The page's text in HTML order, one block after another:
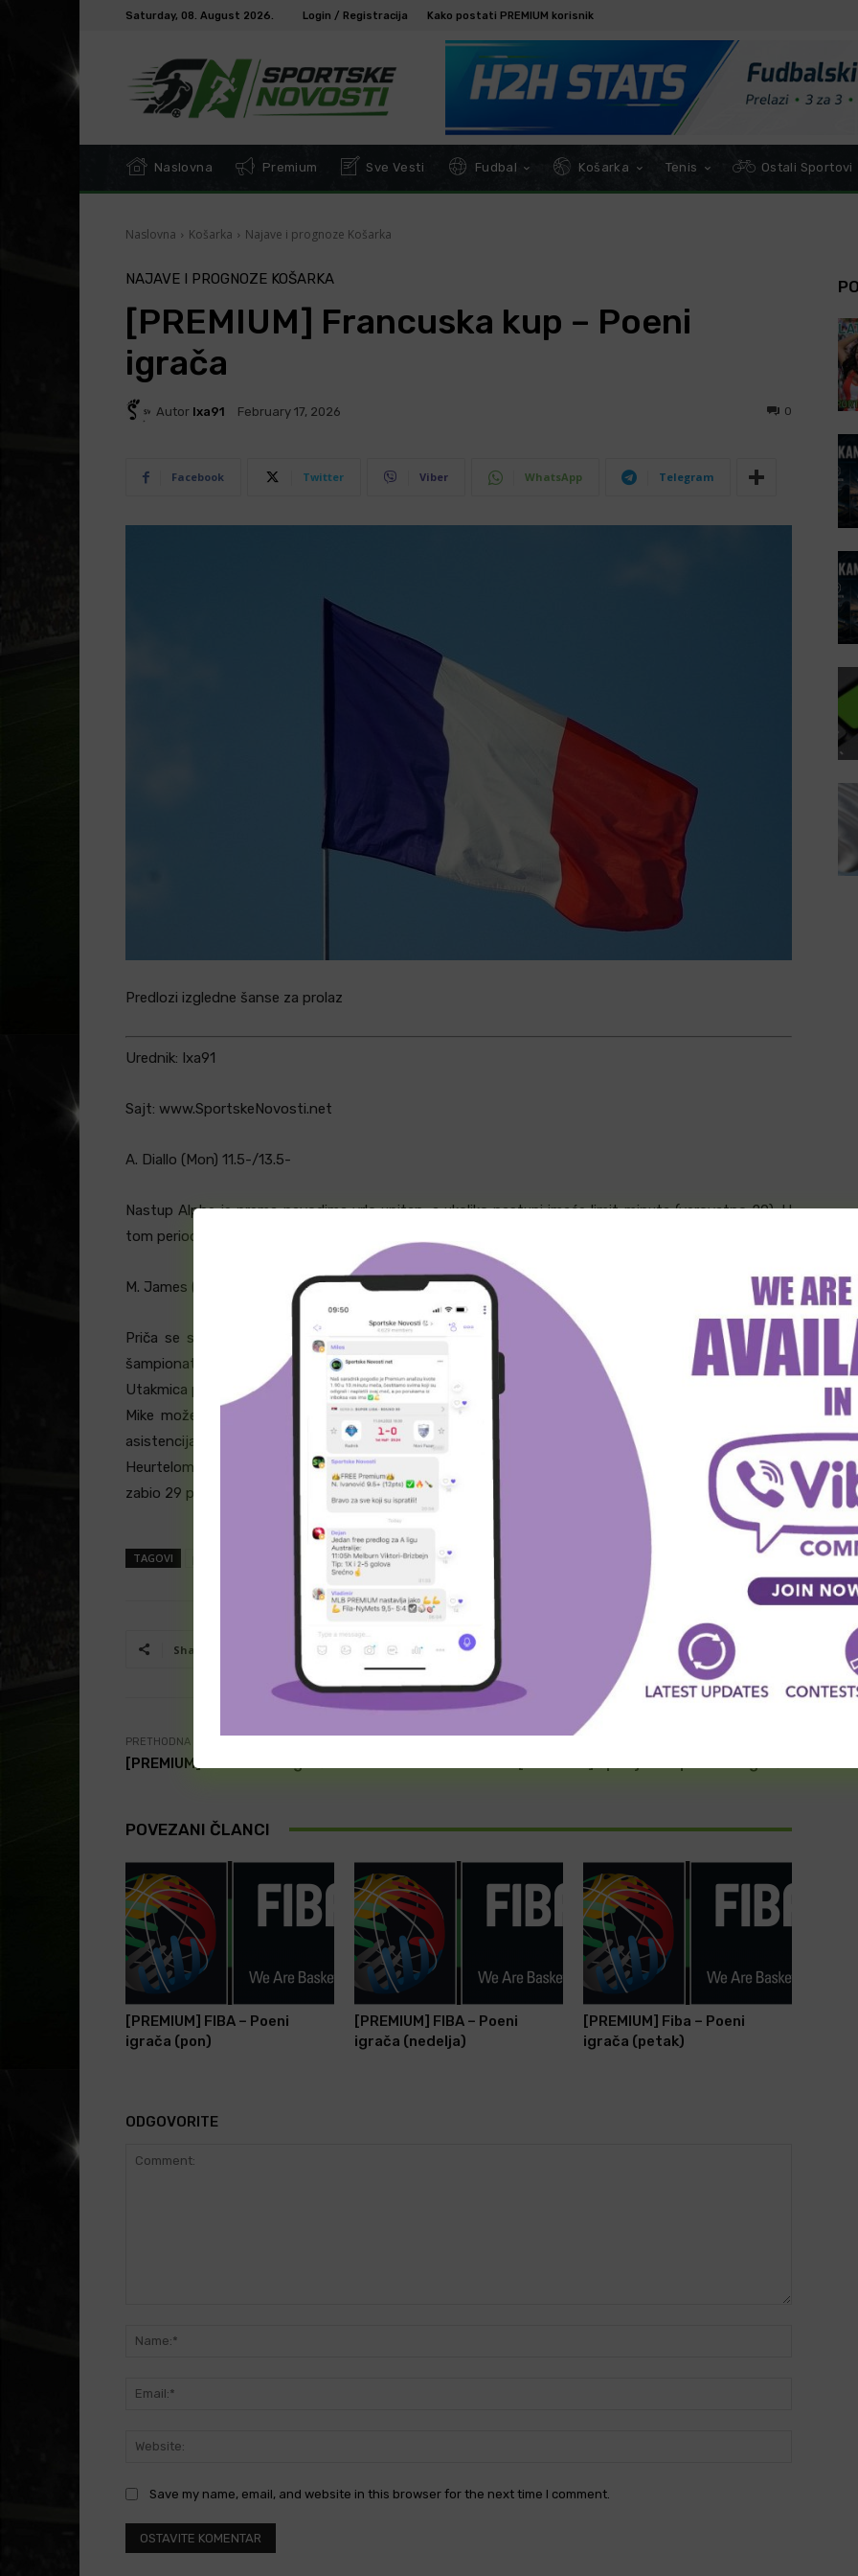
Saturday, 08. August 2026. Login / Registracija Kako postati PREMIUM korisnik
Naslovna Premium Sve Vesti Fudbal Košarka Tenis Ostali Sportovi
Naslovna Košarka Najave i prognoze Košarka
NAJAVE I PROGNOZE KOŠARKA
[PREMIUM] Francuska kup – Poeni
igrača
Autor Ixa91 February 17, 2026 0
Facebook Twitter Viber WhatsApp Telegram
Predlozi izgledne šanse za prolaz
Urednik: Ixa91
Sajt: www.SportskeNovosti.net
A. Diallo (Mon) 11.5-/13.5-
Nastup Alphe je prema navodima vrlo upitan, a ukoliko nastupi imaće limit minuta (verovatno 20). U
tom periodu sumnjam da probija postavljenu marginu.
M. James (Mon) 15.5+/17.5+
Priča se svašta nakon komentara Jamesa po Twitteru, i da je namerno propustio meč domaćeg
šampionata – ali istina je da tu utakmicu odmarao jer sledi upravo eliminaciona utakmica kupa.
Utakmica protiv ljutog rivala ASVELA gde će biti rasprodata čitava arena i verujem da u toj atmosferi
Mike može biti efikasan. Na poslednjem meču protiv Baskonie imao je 17 poena (0/2 za 3pts) i 8
asistencija. Asvel mi deluje kao kvalitetna ekipa koja može držati egal sa Angolom, Watsonom i
Heurtelom, ali isto tako nisam siguran u njihovu defanzivu. Primera radi, pre 2 dana im je bek Noley
zabio 29 poena.
TAGOVI
Share Facebook Twitter WhatsApp
PRETHODNA VEST
[PREMIUM] ABA – Poeni igrača
POVEZANI ČLANCI
[PREMIUM] FIBA – Poeni
igrača (pon)
[PREMIUM] FIBA – Poeni
igrača (nedelja)
[PREMIUM] Fiba – Poeni
igrača (petak)
ODGOVORITE
Save my name, email, and website in this browser for the next time I comment.